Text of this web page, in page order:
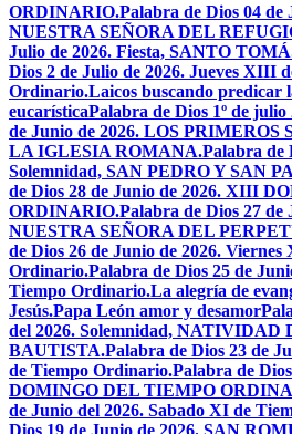
ORDINARIO.Palabra de Dios 04 de
NUESTRA SEÑORA DEL
Julio de 2026. Fiesta, SANTO
Dios 2 de Julio de 2026. Jueves XIII
Ordinario.Laicos buscando predicar
eucarísticaPalabra de Dios 1º de julio
de Junio de 2026. LOS
LA IGLESIA ROMANA.Palabra de
Solemnidad, SAN PEDRO Y SAN
de Dios 28 de Junio de 2026. XIII
ORDINARIO.Palabra de Dios 27 de
NUESTRA SEÑORA DEL
de Dios 26 de Junio de 2026.
Ordinario.Palabra de Dios 25 de
Tiempo Ordinario.La alegría de
Jesús.Papa León amor y desamor
del 2026. Solemnidad, NATIVIDAD
BAUTISTA.Palabra de Dios 23 de
de Tiempo Ordinario.Palabra de
DOMINGO DEL TIEMPO
de Junio del 2026. Sabado XI de
Dios 19 de Junio de 2026. SAN